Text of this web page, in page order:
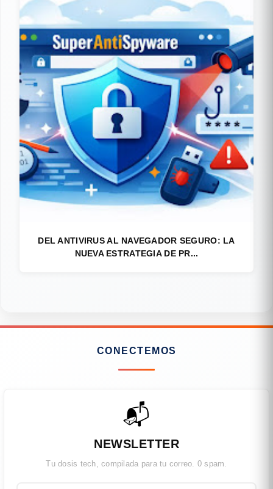
DEL ANTIVIRUS AL NAVEGADOR SEGURO: LA
NUEVA ESTRATEGIA DE PR...
CONECTEMOS
📬
NEWSLETTER
Tu dosis tech, compilada para tu correo. 0 spam.